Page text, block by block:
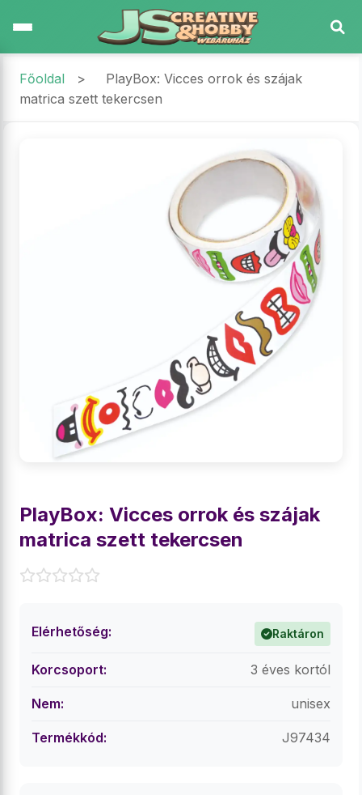
Főoldal >
PlayBox: Vicces orrok és szájak
matrica szett tekercsen
PlayBox: Vicces orrok és szájak
matrica szett tekercsen
Elérhetőség: Raktáron
Korcsoport: 3 éves kortól
Nem: unisex
Termékkód: J97434